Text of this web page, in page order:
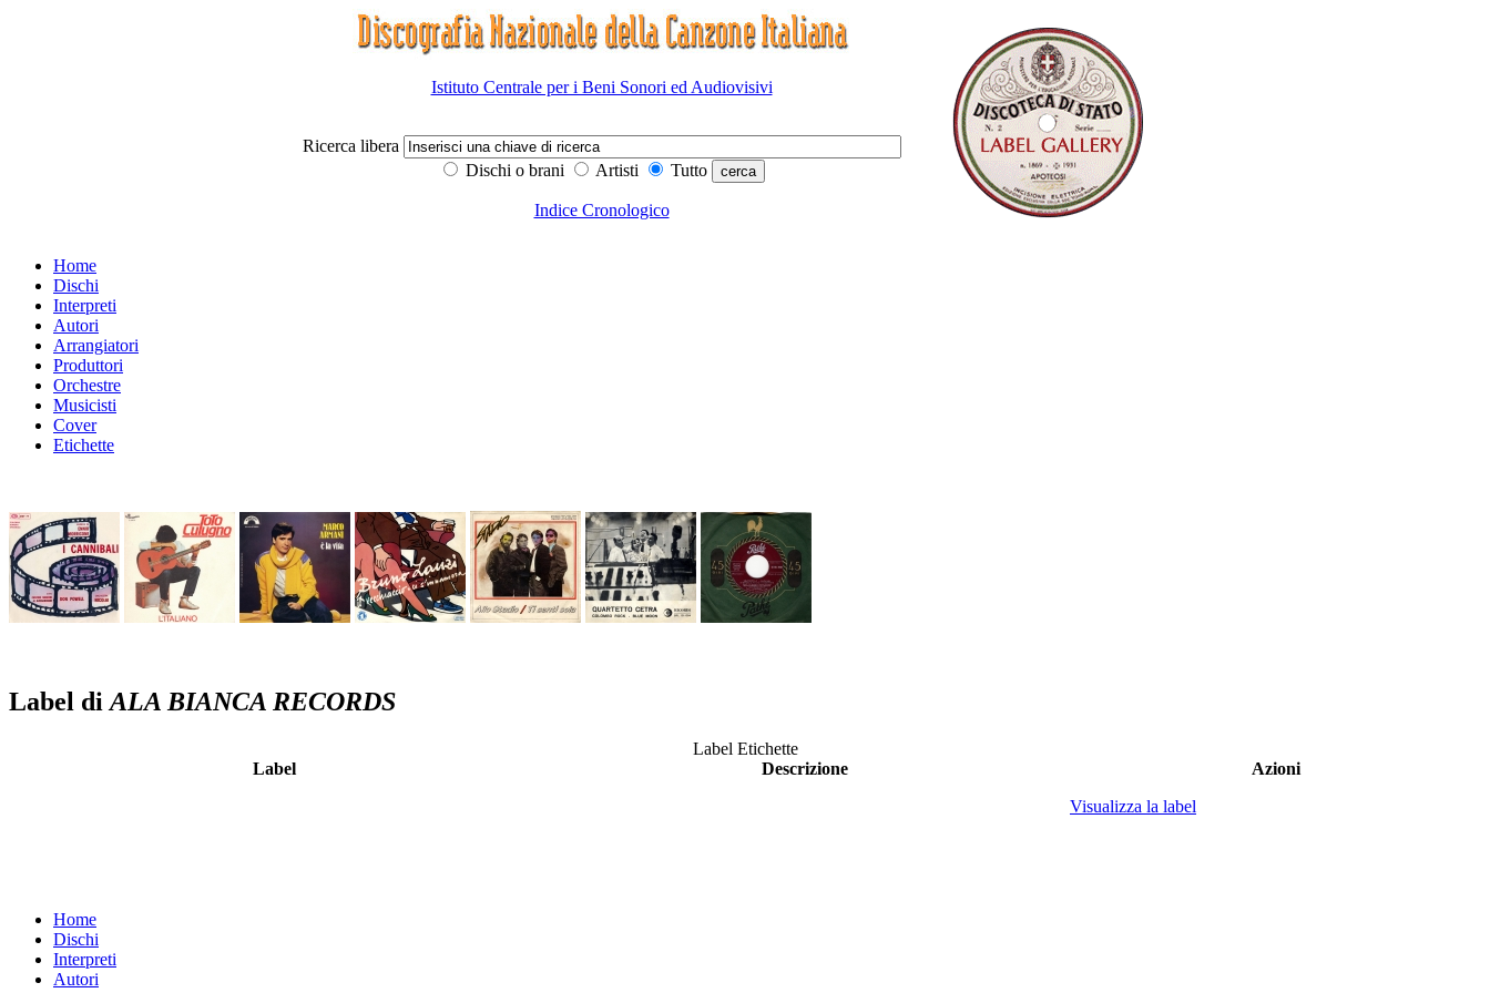
Istituto Centrale per i Beni Sonori ed Audiovisivi
Ricerca libera
Dischi o brani
Artisti Tutto
Indice Cronologico
Home
Dischi
Interpreti
Autori
Arrangiatori
Produttori
Orchestre
Musicisti
Cover
Etichette
Label di ALA BIANCA RECORDS
Label Etichette
Label
Descrizione
Azioni
Visualizza la label
Home
Dischi
Interpreti
Autori